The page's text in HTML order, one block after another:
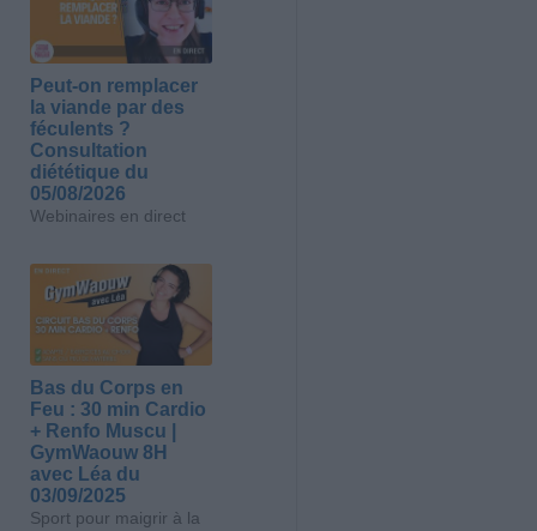
Peut-on remplacer
la viande par des
féculents ?
Consultation
diététique du
05/08/2026
Webinaires en direct
Bas du Corps en
Feu : 30 min Cardio
+ Renfo Muscu |
GymWaouw 8H
avec Léa du
03/09/2025
Sport pour maigrir à la